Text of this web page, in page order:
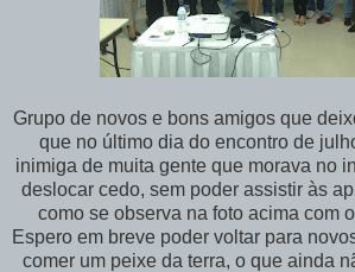
Grupo de novos e bons amigos que
que no último dia do encontro de
inimiga de muita gente que morava no
deslocar cedo, sem poder assistir às
como se observa na foto acima com
Espero em breve poder voltar para
comer um peixe da terra, o que ainda